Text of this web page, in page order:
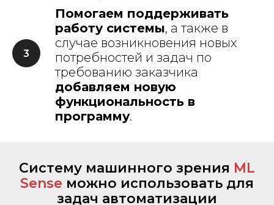
Помогаем поддерживать
работу системы, а также в
случае возникновения новых
потребностей и задач по
требованию заказчика
добавляем новую
функциональность в
программу.
Систему машинного зрения ML
Sense можно использовать для
задач автоматизации